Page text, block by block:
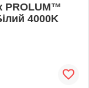
PROLUM™
4000K